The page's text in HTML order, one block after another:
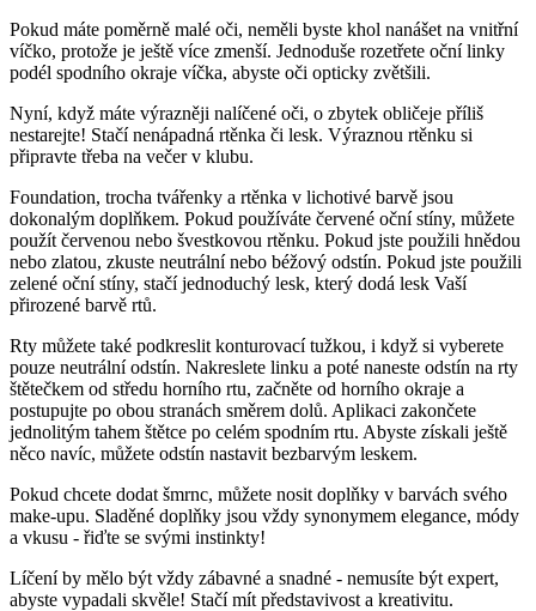
Pokud máte poměrně malé oči, neměli byste khol nanášet na vnitřní
víčko, protože je ještě více zmenší. Jednoduše rozetřete oční linky
podél spodního okraje víčka, abyste oči opticky zvětšili.
Nyní, když máte výrazněji nalíčené oči, o zbytek obličeje příliš
nestarejte! Stačí nenápadná rtěnka či lesk. Výraznou rtěnku si
připravte třeba na večer v klubu.
Foundation, trocha tvářenky a rtěnka v lichotivé barvě jsou
dokonalým doplňkem. Pokud používáte červené oční stíny, můžete
použít červenou nebo švestkovou rtěnku. Pokud jste použili hnědou
nebo zlatou, zkuste neutrální nebo béžový odstín. Pokud jste použili
zelené oční stíny, stačí jednoduchý lesk, který dodá lesk Vaší
přirozené barvě rtů.
Rty můžete také podkreslit konturovací tužkou, i když si vyberete
pouze neutrální odstín. Nakreslete linku a poté naneste odstín na rty
štětečkem od středu horního rtu, začněte od horního okraje a
postupujte po obou stranách směrem dolů. Aplikaci zakončete
jednolitým tahem štětce po celém spodním rtu. Abyste získali ještě
něco navíc, můžete odstín nastavit bezbarvým leskem.
Pokud chcete dodat šmrnc, můžete nosit doplňky v barvách svého
make-upu. Sladěné doplňky jsou vždy synonymem elegance, módy
a vkusu - řiďte se svými instinkty!
Líčení by mělo být vždy zábavné a snadné - nemusíte být expert,
abyste vypadali skvěle! Stačí mít představivost a kreativitu.